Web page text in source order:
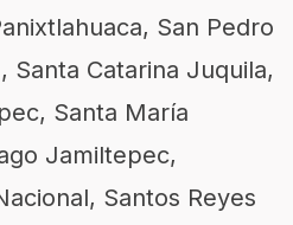
San Pedro
Santa Catarina Juquila,
Santa María
Jamiltepec,
Santos Reyes